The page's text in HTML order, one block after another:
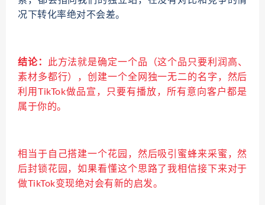
况下转化率绝对不会差。
结论：
此方法就是确定一个品（这个品只要利润高、
素材多都行），创建一个全网独一无二的名字，然后
利用TikTok做品宣，只要有播放，所有意向客户都是
属于你的。
相当于自己搭建一个花园，然后吸引蜜蜂来采蜜，然
后封锁花园，如果看懂这个思路了我相信接下来对于
做TikTok变现绝对会有新的启发。